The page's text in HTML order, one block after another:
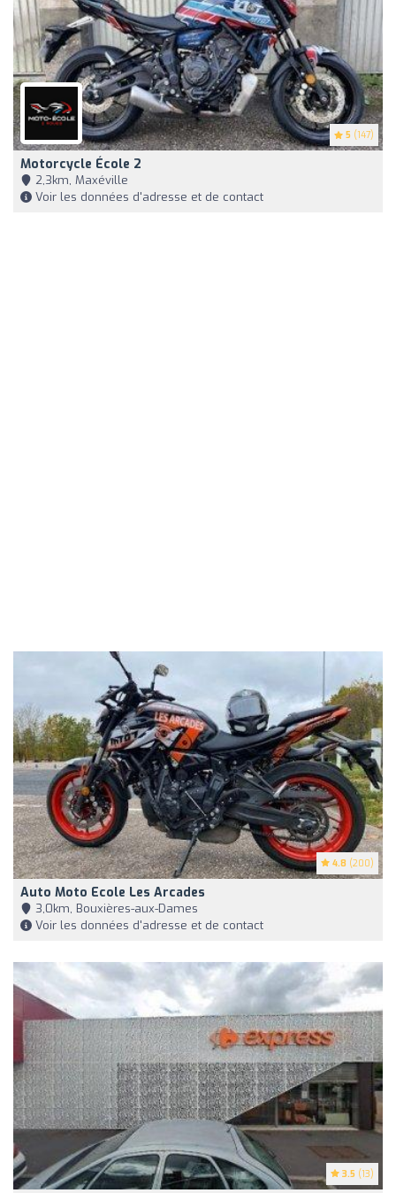
5 (147)
Motorcycle École 2
2,3km, Maxéville
Voir les données d'adresse et de contact
4.8 (200)
Auto Moto Ecole Les Arcades
3,0km, Bouxières-aux-Dames
Voir les données d'adresse et de contact
3.5 (13)